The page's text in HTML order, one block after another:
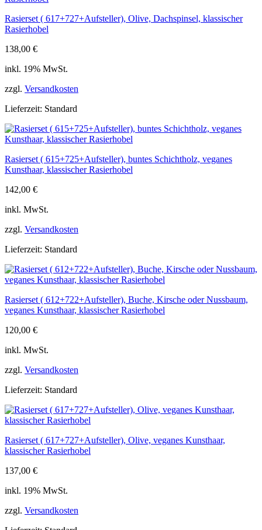
Rasierset ( 617+727+Aufsteller), Olive, Dachspinsel, klassischer
Rasierhobel
138,00 €
inkl. 19% MwSt.
zzgl. Versandkosten
Lieferzeit: Standard
Rasierset ( 615+725+Aufsteller), buntes Schichtholz, veganes
Kunsthaar, klassischer Rasierhobel
142,00 €
inkl. MwSt.
zzgl. Versandkosten
Lieferzeit: Standard
Rasierset ( 612+722+Aufsteller), Buche, Kirsche oder Nussbaum,
veganes Kunsthaar, klassischer Rasierhobel
120,00 €
inkl. MwSt.
zzgl. Versandkosten
Lieferzeit: Standard
Rasierset ( 617+727+Aufsteller), Olive, veganes Kunsthaar,
klassischer Rasierhobel
137,00 €
inkl. 19% MwSt.
zzgl. Versandkosten